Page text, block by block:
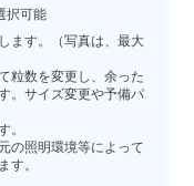
択可能
ます。（写真は、最大
粒数を変更し、余った
。サイズ変更や予備パ
。
の照明環境等によって
す。